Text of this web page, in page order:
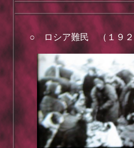
○ ロシア難民 （１９２